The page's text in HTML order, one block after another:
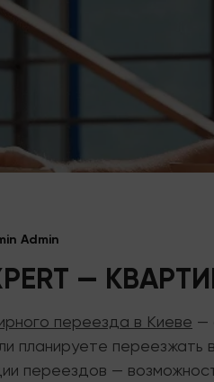
Admin
—
переезда в Киеве —
планируете
переездов —